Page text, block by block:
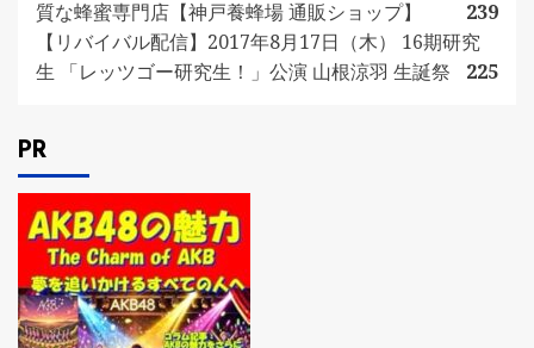
質な蜂蜜専門店【神戸養蜂場 通販ショップ】
239
【リバイバル配信】2017年8月17日（木） 16期研究
生 「レッツゴー研究生！」公演 山根涼羽 生誕祭
225
PR